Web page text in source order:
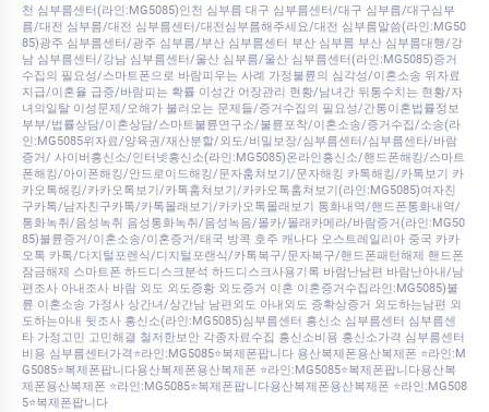
천 심부름센터(라인:MG5085)인천 심부름 대구 심부름센터/대구 심부름/대구심부
름/대전 심부름/대전 심부름센터/대전심부름해주세요/대전 심부름말씀(라인:MG50
85)광주 심부름센터/광주 심부름/부산 심부름센터 부산 심부름 부산 심부름대행/강
남 심부름센터/강남 심부름센터/울산 심부름/울산 심부름센터(라인:MG5085)증거
수집의 필요성/스마트폰으로 바람피우는 사례 가정불륜의 심각성/이혼소송 위자료
지급/이혼율 급증/바람피는 확률 이성간 어장관리 현황/남녀간 뒤통수치는 현황/자
녀의일탈 이성문제/오해가 불러오는 문제들/증거수집의 필요성/간통이혼법률정보
부부/법률상담/이혼상담/스마트불륜연구소/불륜포착/이혼소송/증거수집/소송(라
인:MG5085위자료/양육권/재산분할/외도/비밀보장/심부름센터/심부름센타/바람
증거/ 사이버흥신소/인터넷흥신소(라인:MG5085)온라인흥신소/핸드폰해킹/스마트
폰해킹/아이폰해킹/안드로이드해킹/문자훔쳐보기/문자해킹 카톡해킹/카톡보기 카
카오톡해킹/카카오톡보기/카톡훔쳐보기/카카오톡훔쳐보기(라인:MG5085)여자친
구카톡/남자친구카톡/카톡몰래보기/카카오톡몰래보기 통화내역/핸드폰통화내역/
통화녹취/음성녹취 음성통화녹취/음성녹음/몰카/몰래카메라/바람증거(라인:MG50
85)불륜증거/이혼소송/이혼증거/태국 방콕 호주 캐나다 오스트레일리아 중국 카카
오톡 카톡/디지털포렌식/디지털포랜식/카톡복구/문자복구/핸드폰패턴해제 핸드폰
잠금해제 스마트폰 하드디스크분석 하드디스크사용기록 바람난남편 바람난아내/남
편조사 아내조사 바람 외도 외도증황 외도증거 이혼 이혼증거수집라인:MG5085)불
륜 이혼소송 가정사 상간녀/상간남 남편외도 아내외도 증확상증거 외도하는남편 외
도하는아내 뒷조사 흥신소(라인:MG5085)심부름센터 흥신소 심부름센터 심부름센
타 가정고민 고민해결 철저한보안 각종자료수집 흥신소비용 흥신소가격 심부름센터
비용 심부름센터가격⭐라인:MG5085⭐복제폰팝니다 용산복제폰용산복제폰 ⭐라인:M
G5085⭐복제폰팝니다용산복제폰용산복제폰 ⭐라인:MG5085⭐복제폰팝니다용산복
제폰용산복제폰 ⭐라인:MG5085⭐복제폰팝니다용산복제폰용산복제폰 ⭐라인:MG508
5⭐복제폰팝니다